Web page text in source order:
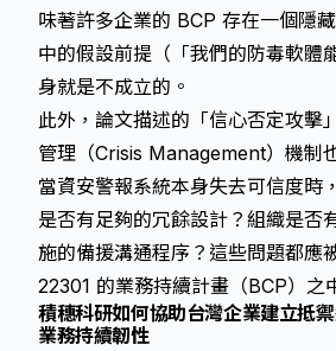
味著許多企業的 BCP 存在一個隱
中的假設前提（「我們的防毒軟體
身就是不成立的。
此外，論文描述的「信心否定攻擊
管理（Crisis Management）機制
當資安警報系統本身失去可信度時
是否有足夠的冗餘設計？組織是否
施的備援溝通程序？這些問題都應
22301 的業務持續計畫（BCP）之
積穗科研如何協助台灣企業建立抵
業務持續韌性